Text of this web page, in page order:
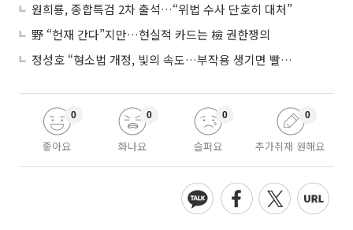
원희룡, 종합특검 2차 출석…“위법 수사 단호히 대처”
野 “헌재 간다”지만…현실적 카드는 檢 권한쟁의
정성호 “형소법 개정, 빛의 속도…부작용 생기면 빨리 고쳐야”
좋아요
0
화나요
0
슬퍼요
0
추가취재 원해요
0